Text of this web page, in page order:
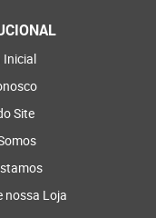
Inicial
Site
nossa Loja